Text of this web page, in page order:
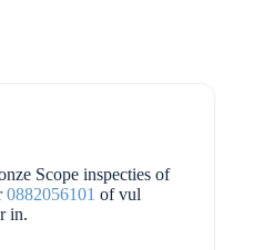
Scope inspecties of
0882056101 of vul
in.